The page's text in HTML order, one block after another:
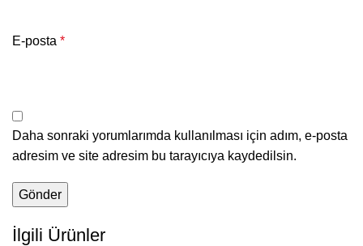
E-posta *
Daha sonraki yorumlarımda kullanılması için adım, e-posta
adresim ve site adresim bu tarayıcıya kaydedilsin.
İlgili Ürünler